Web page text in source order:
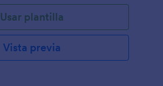
Usar plantilla
Vista previa